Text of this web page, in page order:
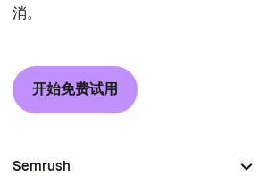
消。
开始免费试用
Semrush